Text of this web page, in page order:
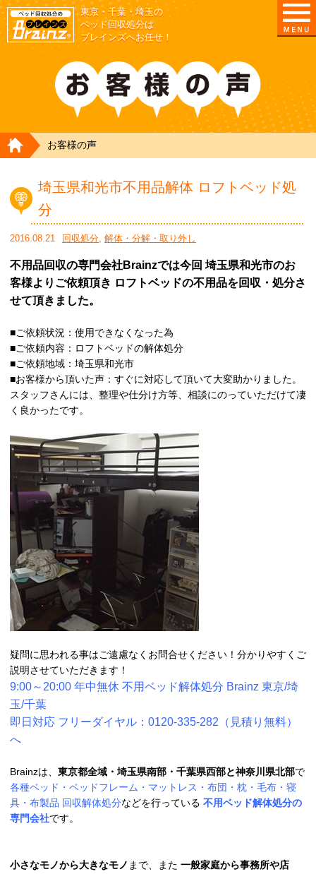
東京・千葉・埼玉の
ベッド回収処分は
ブレインズへお任せ！
HOME
お客様の声
埼玉県和光市不用品解体 ロフトベッド処
分
2016.08.21 回収処分, 解体・分解・取り外し
不用品回収の専門会社Brainzでは今回 埼玉県和光市のお
客様よりご依頼頂き ロフトベッドの不用品を回収・処分さ
せて頂きました。
■ご依頼状況：使用できなくなった為
■ご依頼内容：ロフトベッドの解体処分
■ご依頼地域：埼玉県和光市
■お客様から頂いた声：すぐに対応して頂いて大変助かりました。
スタッフさんには、整理や仕分け方等、相談にのっていただけて凄
く良かったです。
疑問に思われる事はご遠慮なくお問合せください！分かりやすくご
説明させていただきます！
9:00～20:00 年中無休 不用ベッド解体処分 Brainz 東京/埼
玉/千葉
即日対応 フリーダイヤル：0120-335-282（見積り無料）
へ
Brainzは、 東京都全域・埼玉県南部・千葉県西部と神奈川県北部で
各種ベッド・ベッドフレーム・マットレス・布団・枕・毛布・寝
具・布製品 回収解体処分などを行っている 不用ベッド解体処分の
専門会社です。
小さなモノから大きなモノ まで、また 一般家庭から事務所や店